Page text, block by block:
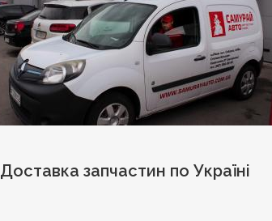
Доставка запчастин по Україні